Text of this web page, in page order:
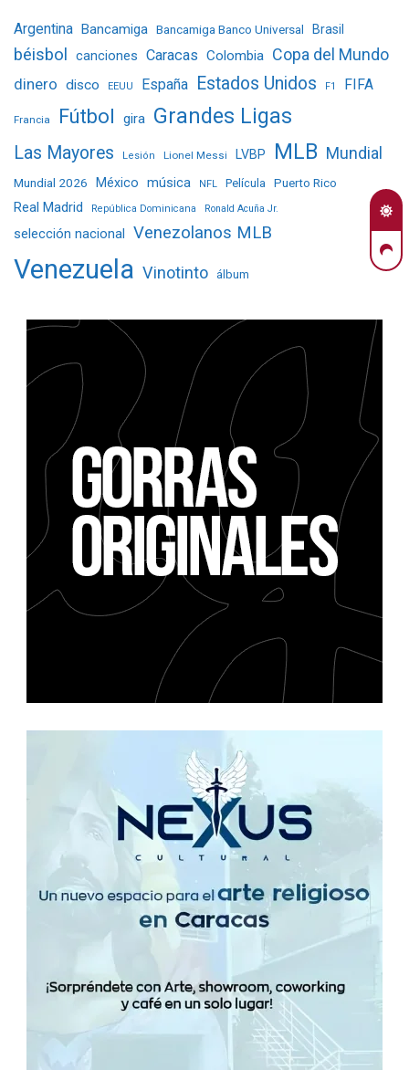
Argentina Bancamiga Bancamiga Banco Universal Brasil
béisbol canciones Caracas Colombia Copa del Mundo
dinero disco EEUU España Estados Unidos F1 FIFA
Francia Fútbol gira Grandes Ligas
Las Mayores Lesión Lionel Messi LVBP MLB Mundial
Mundial 2026 México música NFL Película Puerto Rico
Real Madrid República Dominicana Ronald Acuña Jr.
selección nacional Venezolanos MLB
Venezuela Vinotinto álbum